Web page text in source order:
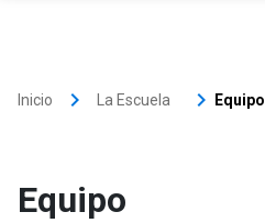
Inicio keyboard_arrow_right La Escuela keyboard_arrow_right Equipo
Equipo